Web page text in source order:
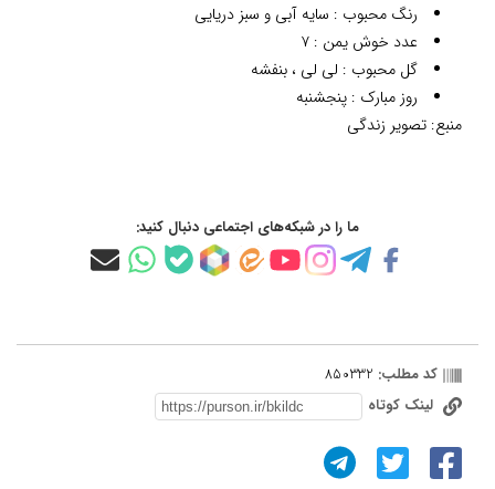
رنگ محبوب : سایه آبی و سبز دریایی
عدد خوش یمن : ۷
گل محبوب : لی لی ، بنفشه
روز مبارک : پنجشنبه
منبع: تصویر زندگی
ما را در شبکه‌های اجتماعی دنبال کنید:
کد مطلب: 850332
لینک کوتاه